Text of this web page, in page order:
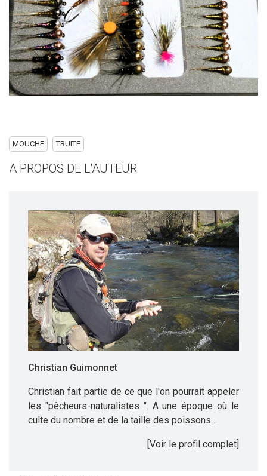
MOUCHE TRUITE
A PROPOS DE L'AUTEUR
Christian Guimonnet
Christian fait partie de ce que l'on pourrait appeler
les "pêcheurs-naturalistes ". A une époque où le
culte du nombre et de la taille des poissons…
[Voir le profil complet]